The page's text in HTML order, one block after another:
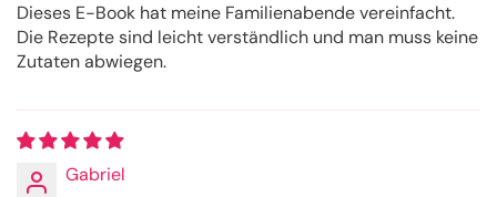
Dieses E-Book hat meine Familienabende vereinfacht.
Die Rezepte sind leicht verständlich und man muss keine
Zutaten abwiegen.
Gabriel